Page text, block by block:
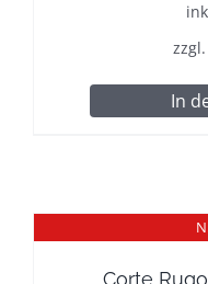
zzgl.
In
Corte